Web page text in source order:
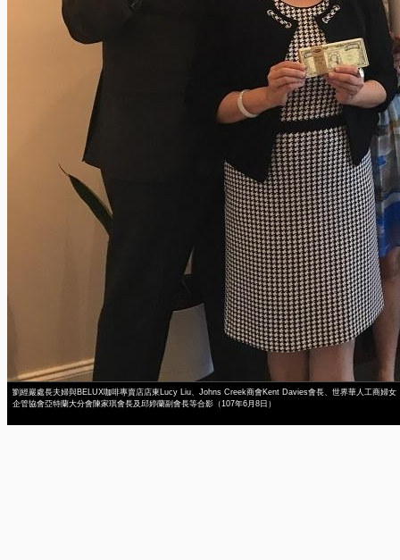
劉經巖處長夫婦與BELUX咖啡專賣店店東Lucy Liu、Johns Creek商會Kent Davies會長、世界華人工商婦女
企管協會亞特蘭大分會陳家琪會長及邱婷蘭副會長等合影（107年6月8日）